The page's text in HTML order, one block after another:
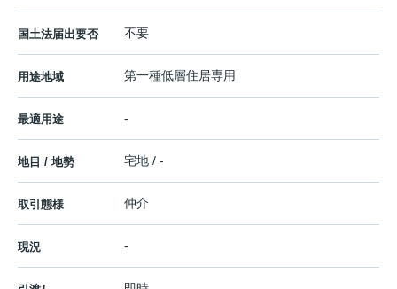
国土法届出要否 不要
用途地域 第一種低層住居専用
最適用途 -
地目 / 地勢 宅地 / -
取引態様 仲介
現況 -